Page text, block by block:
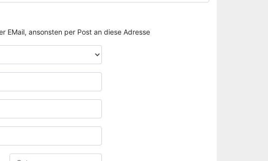
EMail, ansonsten per Post an diese Adresse